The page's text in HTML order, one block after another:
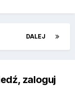
DALEJ
zaloguj